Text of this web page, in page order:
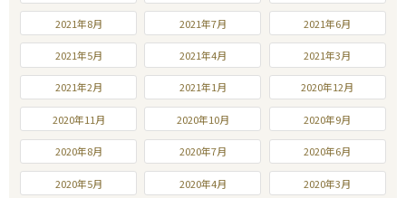
2021年8月 2021年7月 2021年6月
2021年5月 2021年4月 2021年3月
2021年2月 2021年1月 2020年12月
2020年11月 2020年10月 2020年9月
2020年8月 2020年7月 2020年6月
2020年5月 2020年4月 2020年3月